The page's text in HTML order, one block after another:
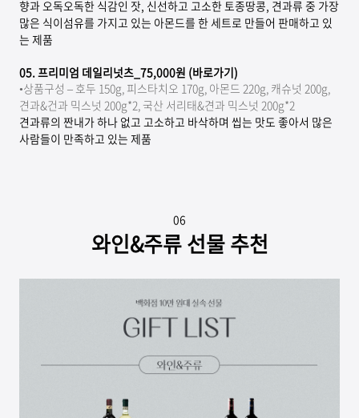
향과 오독오독한 식감인 잣, 신선하고 고소한 토종땅콩, 견과류 중 가장
많은 식이섬유를 가지고 있는 아몬드를 한 세트로 만들어 판매하고 있
는 제품
05.프리미엄 데일리넛츠_75,000원 (바로가기)
•상품구성 – 호두 150g, 피스타치오 170g, 아몬드 220g, 캐슈넛 200g,
견과&건과 믹스넛 200g*2, 국산 서리태&견과 믹스넛 200g*2
견과류의 짠내가 하나 없고 고소하고 바삭하며 씹는 맛도 좋아서 많은
사람들이 만족하고 있는 제품
06
와인&주류 선물 추천